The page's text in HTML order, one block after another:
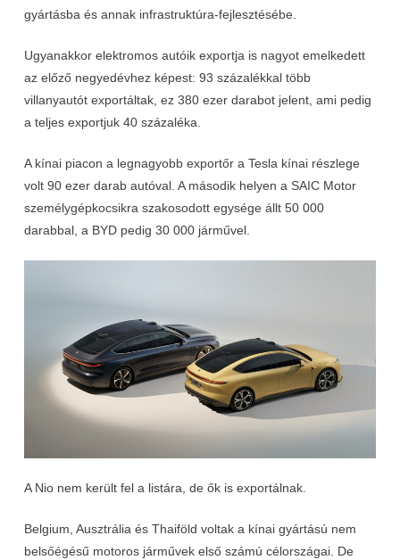
gyártásba és annak infrastruktúra-fejlesztésébe.
Ugyanakkor elektromos autóik exportja is nagyot emelkedett
az előző negyedévhez képest: 93 százalékkal több
villanyautót exportáltak, ez 380 ezer darabot jelent, ami pedig
a teljes exportjuk 40 százaléka.
A kínai piacon a legnagyobb exportőr a Tesla kínai részlege
volt 90 ezer darab autóval. A második helyen a SAIC Motor
személygépkocsikra szakosodott egysége állt 50 000
darabbal, a BYD pedig 30 000 járművel.
A Nio nem került fel a listára, de ők is exportálnak.
Belgium, Ausztrália és Thaiföld voltak a kínai gyártású nem
belsőégésű motoros járművek első számú célországai. De